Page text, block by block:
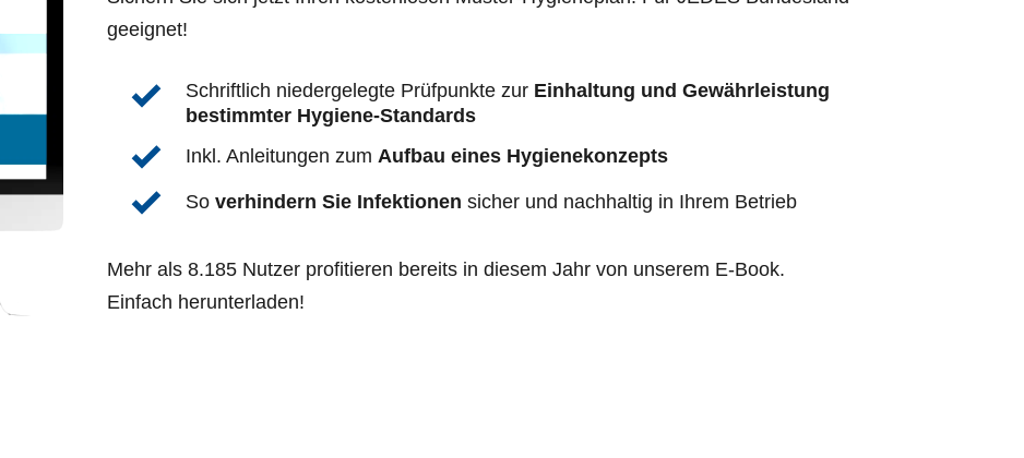
geeignet!
Schriftlich niedergelegte Prüfpunkte zur Einhaltung und Gewährleistung
bestimmter Hygiene-Standards
Inkl. Anleitungen zum Aufbau eines Hygienekonzepts
So verhindern Sie Infektionen sicher und nachhaltig in Ihrem Betrieb
Mehr als 8.185 Nutzer profitieren bereits in diesem Jahr von unserem E-Book.
Einfach herunterladen!